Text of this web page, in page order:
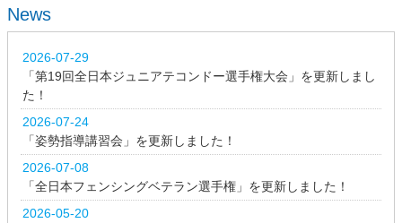
News
2026-07-29
「第19回全日本ジュニアテコンドー選手権大会」を更新しまし
た！
2026-07-24
「姿勢指導講習会」を更新しました！
2026-07-08
「全日本フェンシングベテラン選手権」を更新しました！
2026-05-20